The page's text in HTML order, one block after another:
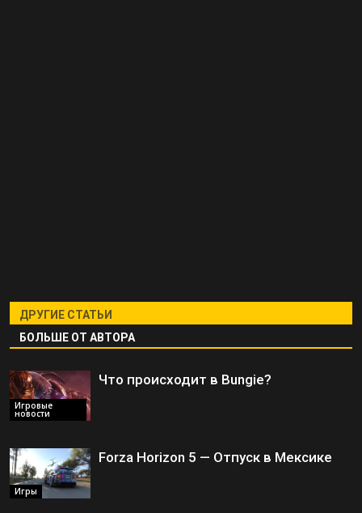
ДРУГИЕ СТАТЬИ
БОЛЬШЕ ОТ АВТОРА
Игровые
новости
Что происходит в Bungie?
Игры
Forza Horizon 5 — Отпуск в Мексике